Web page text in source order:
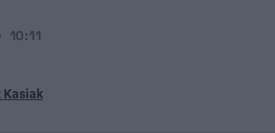
Kasiak
10:11